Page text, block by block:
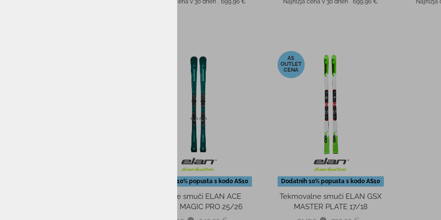
Ženske smuči ELAN ACE
SPEED MAGIC PRO 25/26
Dodatnih 10% popusta s kodo AS10
-52%
Tekmovalne smuči ELAN GSX
MASTER PLATE 17/18
Dodatnih 10% popusta s kodo AS10